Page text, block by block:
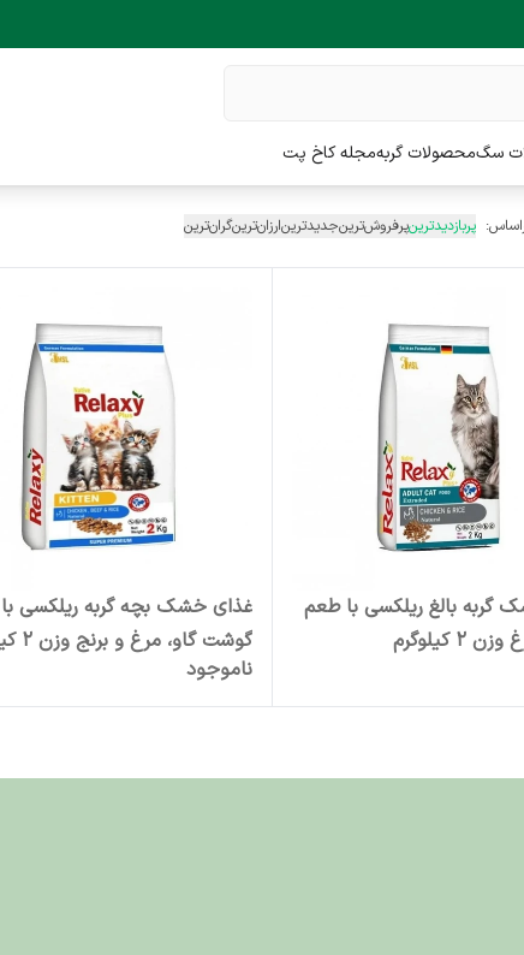
سگمحصولات گربهمجله کاخ پت
پربازدیدترینپرفروش‌ترینجدیدترینارزان‌ترینگران‌ترین
گربه بالغ ریلکسی با طعم
کیلوگرم
غذای خشک بچه گربه ریلکسی
گوشت گاو، مرغ و برنج وزن 2 کیلوگرم
ناموجود